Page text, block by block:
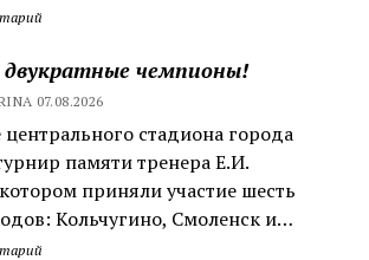
двукратные чемпионы!
07.08.2026
центрального стадиона города
памяти тренера Е.И.
приняли участие шесть
Кольчугино, Смоленск и…